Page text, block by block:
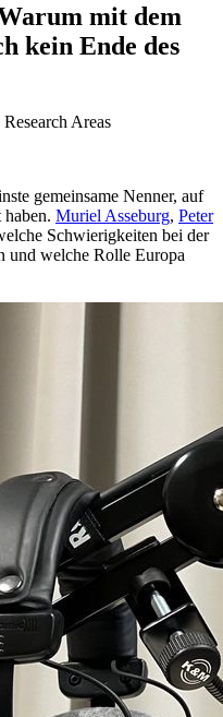
mit dem
kein Ende des
Research Areas
gemeinsame Nenner, auf
Muriel Asseburg, Peter
Schwierigkeiten bei der
und welche Rolle Europa